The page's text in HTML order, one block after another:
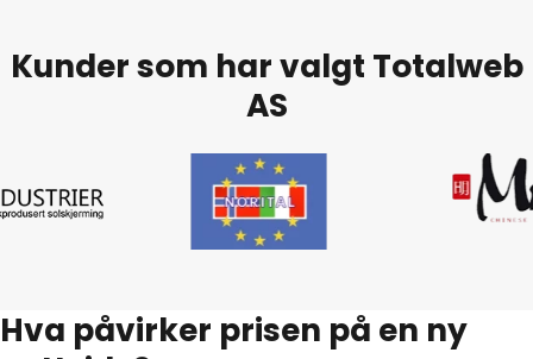
Kunder som har valgt Totalweb
AS
Hva påvirker prisen på en ny